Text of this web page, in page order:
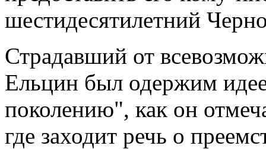
шестидесятилетний
Страдавший от
Ельцин был одержим
поколению", как он
где заходит речь о